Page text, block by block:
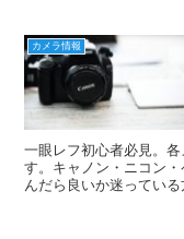
カメラ情報
一眼レフ初心者必見。
す。キャノン・ニコン
んだら良いか迷ってい